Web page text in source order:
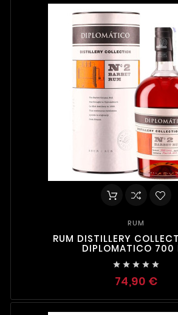
RUM
RUM DISTILLERY
DIPLOMATICO 700
    
74,90 €